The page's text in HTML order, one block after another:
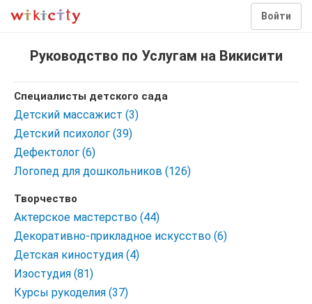
Войти
Руководство по Услугам на Викисити
Специалисты детского сада
Детский массажист (3)
Детский психолог (39)
Дефектолог (6)
Логопед для дошкольников (126)
Творчество
Актерское мастерство (44)
Декоративно-прикладное искусство (6)
Детская киностудия (4)
Изостудия (81)
Курсы рукоделия (37)